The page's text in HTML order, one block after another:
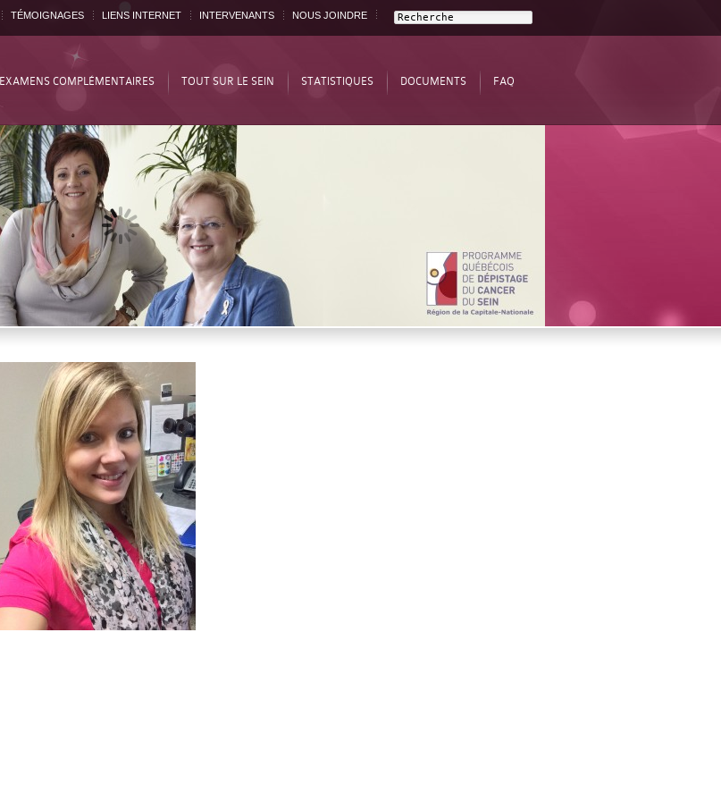
TÉMOIGNAGES LIENS INTERNET INTERVENANTS NOUS JOINDRE
EXAMENS COMPLÉMENTAIRES TOUT SUR LE SEIN STATISTIQUES DOCUMENTS FAQ